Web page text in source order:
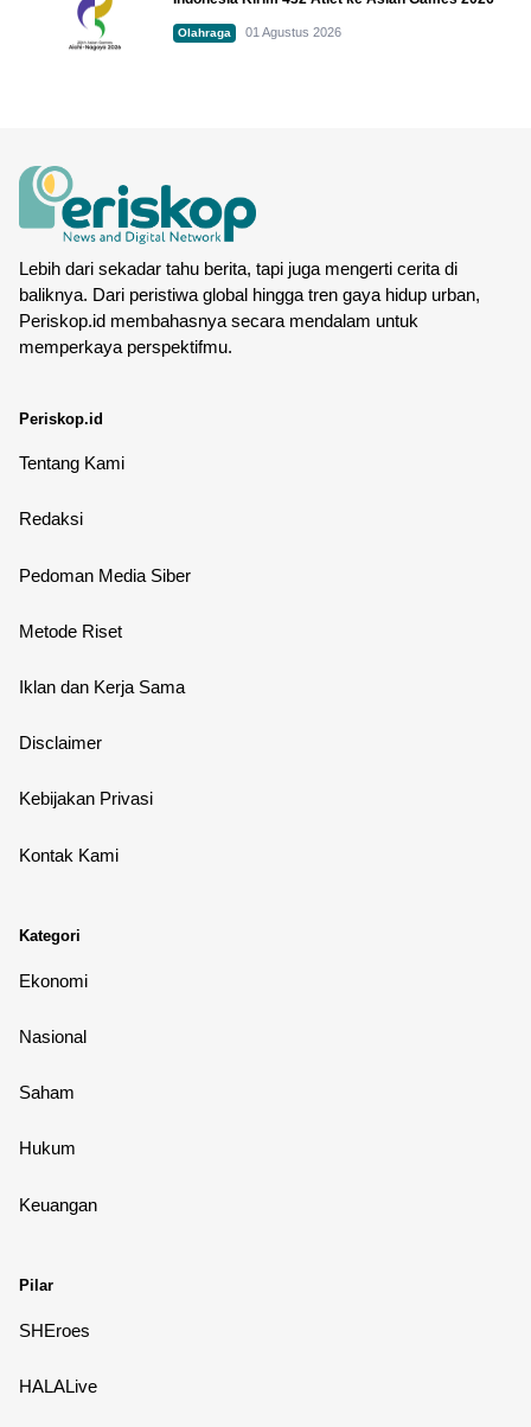
Olahraga 01 Agustus 2026
Lebih dari sekadar tahu berita, tapi juga mengerti cerita di
baliknya. Dari peristiwa global hingga tren gaya hidup urban,
Periskop.id membahasnya secara mendalam untuk
memperkaya perspektifmu.
Periskop.id
Tentang Kami
Redaksi
Pedoman Media Siber
Metode Riset
Iklan dan Kerja Sama
Disclaimer
Kebijakan Privasi
Kontak Kami
Kategori
Ekonomi
Nasional
Saham
Hukum
Keuangan
Pilar
SHEroes
HALALive